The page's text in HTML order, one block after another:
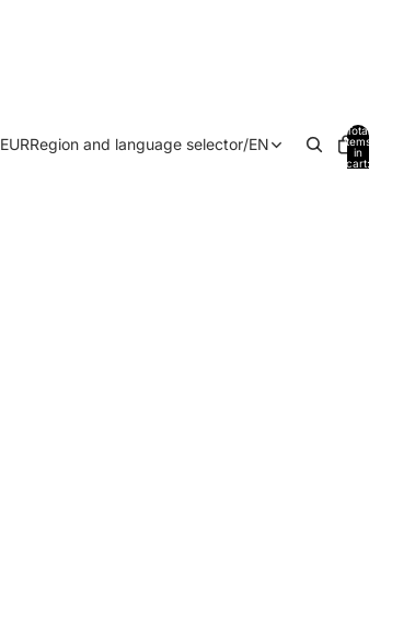
EURRegion and language selector/EN
Total
items
in
cart: